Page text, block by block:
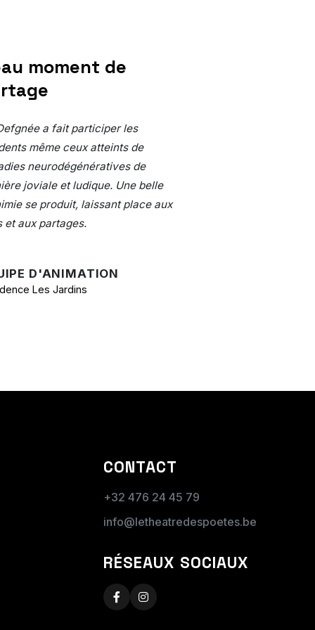
moment de
a fait participer les
même ceux atteints de
neurodégénératives de
joviale et ludique. Une belle
se produit, laissant place aux
et aux partages.
D'ANIMATION
Les Jardins
votre
CONTACT
+32 476 24 45 79
info@letheatredespoetes.be
RÉSEAUX SOCIAUX